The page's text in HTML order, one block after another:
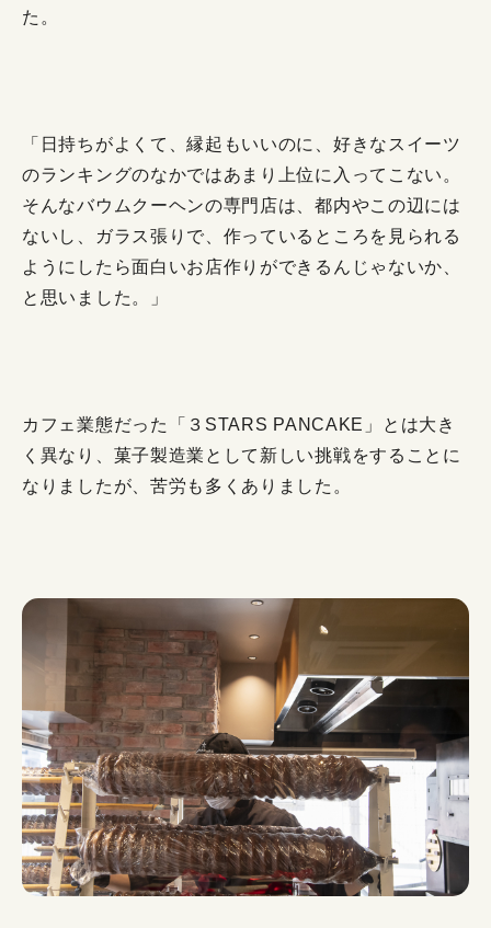
た。
「日持ちがよくて、縁起もいいのに、好きなスイーツ
のランキングのなかではあまり上位に入ってこない。
そんなバウムクーヘンの専門店は、都内やこの辺には
ないし、ガラス張りで、作っているところを見られる
ようにしたら面白いお店作りができるんじゃないか、
と思いました。」
カフェ業態だった「３STARS PANCAKE」とは大き
く異なり、菓子製造業として新しい挑戦をすることに
なりましたが、苦労も多くありました。